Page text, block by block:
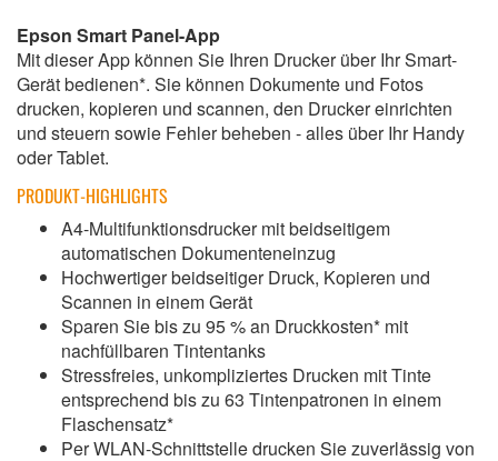
Epson Smart Panel-App
Mit dieser App können Sie Ihren Drucker über Ihr Smart-
Gerät bedienen*. Sie können Dokumente und Fotos
drucken, kopieren und scannen, den Drucker einrichten
und steuern sowie Fehler beheben - alles über Ihr Handy
oder Tablet.
PRODUKT-HIGHLIGHTS
A4-Multifunktionsdrucker mit beidseitigem
automatischen Dokumenteneinzug
Hochwertiger beidseitiger Druck, Kopieren und
Scannen in einem Gerät
Sparen Sie bis zu 95 % an Druckkosten* mit
nachfüllbaren Tintentanks
Stressfreies, unkompliziertes Drucken mit Tinte
entsprechend bis zu 63 Tintenpatronen in einem
Flaschensatz*
Per WLAN-Schnittstelle drucken Sie zuverlässig von